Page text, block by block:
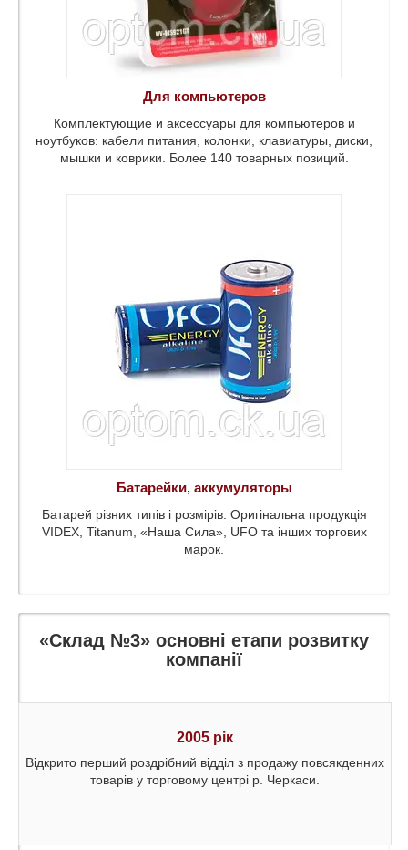
Для компьютеров
Комплектующие и аксессуары для компьютеров и
ноутбуков: кабели питания, колонки, клавиатуры, диски,
мышки и коврики. Более 140 товарных позиций.
Батарейки, аккумуляторы
Батарей різних типів і розмірів. Оригінальна продукція
VIDEX, Titanum, «Наша Сила», UFO та інших торгових
марок.
«Склад №3» основні етапи розвитку
компанії
2005 рік
Відкрито перший роздрібний відділ з продажу повсякденних
товарів у торговому центрі р. Черкаси.